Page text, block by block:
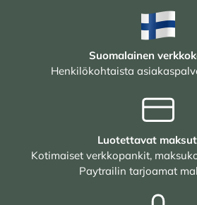
Suomalainen
Henkilökohtaista
Luotettavat
Kotimaiset verkkopankit,
Paytrailin tarjoamat